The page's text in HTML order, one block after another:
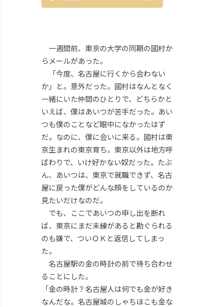
ー
一週間前、東京の大学の同期の國村か
らメールがあった。
「今度、名古屋に行くから会わない
か」と。意外だった。國村はなんとなく
一緒にいた仲間のひとりで、どちらかと
いえば、僕はあいつが苦手だった。あい
つも僕のことなど眼中になかったはず
だ。なのに、僕に会いに来る。國村は東
京生まれの東京育ち。東京以外は地方呼
ばわりで、いけ好かない奴だった。たぶ
ん、あいつは、東京で就職できず、名古
屋に戻った僕がどんな顔をしているのか
見たいだけなのだ。
でも、ここであいつの申し出を断れ
ば、東京にまだ未練があると勘ぐられる
のも嫌で、ついＯＫと返信してしまっ
た。
名古屋駅の金の時計の前で待ち合わせ
ることにした。
「金の時計？名古屋人は何でも金が好き
なんだな。名古屋城のしゃちほこも金な